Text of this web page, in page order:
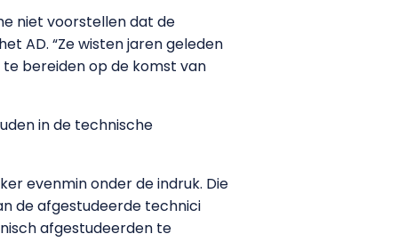
niet voorstellen dat de
AD. “Ze wisten jaren geleden
te bereiden op de komst van
in de technische
evenmin onder de indruk. Die
de afgestudeerde technici
afgestudeerden te